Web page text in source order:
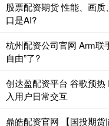
股票配资期货 性能、画质
口是AI?
杭州配资公司官网 Arm联
自由”了?
创达盈配资平台 谷歌预热
入用户日常交互
鼎皓配资官网 【国投期货